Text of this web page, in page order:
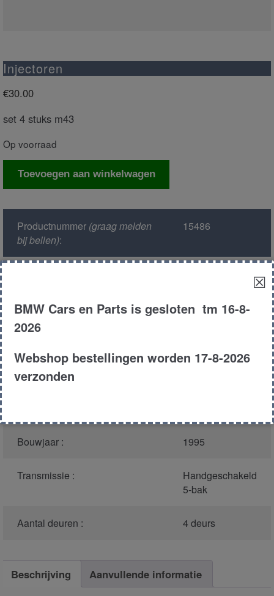
Injectoren
€30.00
set 4 stuks m43
Op voorraad
Injectoren
Toevoegen aan winkelwagen
Productnummer(graag melden
bij bellen):
15486
Kleur : 353 - Ascotgr?n
Motor type :
Bouwjaar : 1995
Transmissie :
Handgeschakeld
5-bak
Aantal deuren : 4 deurs
Beschrijving Aanvullende informatie
☒
BMW Cars en Parts is gesloten tm 16-8-
2026
Webshop bestellingen worden 17-8-2026
verzonden